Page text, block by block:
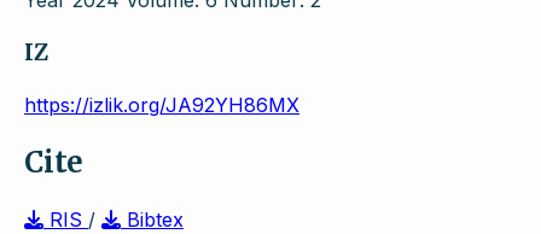
IZ
https://izlik.org/JA92YH86MX
Cite
RIS /
Bibtex